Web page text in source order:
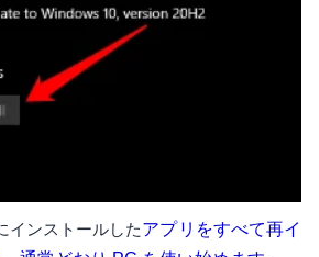
インストールしたアプリをすべて再イ